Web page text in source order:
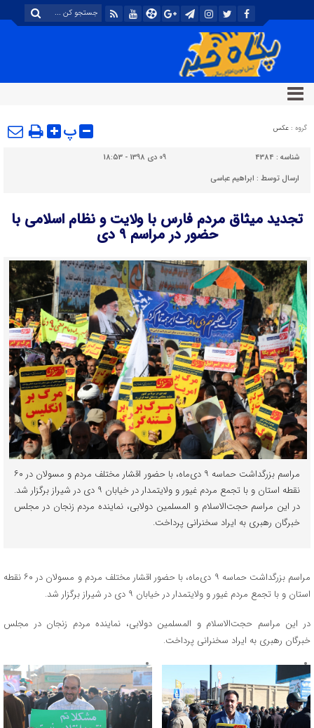
گروه : عکس پ
شناسه : 4384
09 دی 1398 - 18:53
ارسال توسط : ابراهیم عباسی
تجدید میثاق مردم فارس با ولایت و نظام اسلامی با
حضور در مراسم ۹ دی
مراسم بزرگداشت حماسه ۹ دی‌ماه، با حضور اقشار مختلف مردم و مسولان در ۶۰
نقطه استان و با تجمع مردم غیور و ولایتمدار در خیابان ۹ دی در شیراز برگزار شد.
در این مراسم حجت‌الاسلام و المسلمین دولابی، نماینده مردم زنجان در مجلس
خبرگان رهبری به ایراد سخنرانی پرداخت.
مراسم بزرگداشت حماسه ۹ دی‌ماه، با حضور اقشار مختلف مردم و مسولان در ۶۰ نقطه
استان و با تجمع مردم غیور و ولایتمدار در خیابان ۹ دی در شیراز برگزار شد.
در این مراسم حجت‌الاسلام و المسلمین دولابی، نماینده مردم زنجان در مجلس
خبرگان رهبری به ایراد سخنرانی پرداخت.